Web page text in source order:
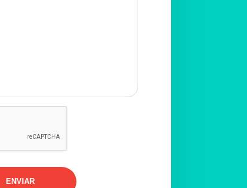
ENVIAR